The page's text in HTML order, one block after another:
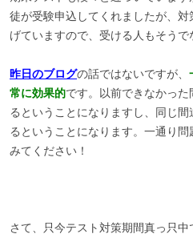
徒が受験申込してくれましたが、
げていますので、受ける人もそうで
昨日のブログの話ではないですが、
常に効果的です。以前できなかっ
るということになりますし、同じ
るということになります。一通り
みてください！
さて、只今テスト対策期間真っ只